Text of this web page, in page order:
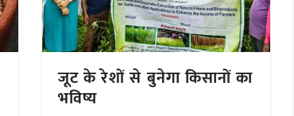
जूट के रेशों से बुनेगा किसानों का
भविष्य